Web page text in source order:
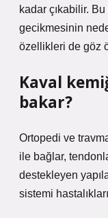
kadar çıkabilir.
gecikmesinin
özellikleri de göz
Kaval
bakar?
Ortopedi ve
ile bağlar,
destekleyen
sistemi